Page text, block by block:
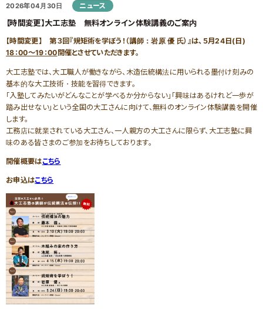
工務店サポート 優良工務店一覧
家づくりサポート
家づくりサポート（住まい手のみなさま）
各種制度のご紹介
融資利用をお考えの方
各種お問い合わせ
優良工務店の会QBC事例集
＞木造住宅／木造建築事例
＞注文住宅
2026年04月30日 ニュース
【時間変更】大工志塾 無料オンライン体験講義のご案内
【時間変更】 第３回『規矩術を学ぼう！（講師：岩原 優 氏）』は、５月24日(日)
18：00～19：00 開催とさせていただきます。
大工志塾では、大工職人が働きながら、木造伝統構法に用いられる墨付け刻みの
基本的な大工技術・技能を習得できます。
「入塾してみたいがどんなことが学べるか分からない」「興味はあるけれど一歩が
踏み出せない」という全国の大工さんに向けて、無料のオンライン体験講義を開催
します。
工務店に就業されている大工さん、一人親方の大工さんに限らず、大工志塾に興
味のある皆さまのご参加をお待ちしております。
開催概要はこちら
お申込はこちら